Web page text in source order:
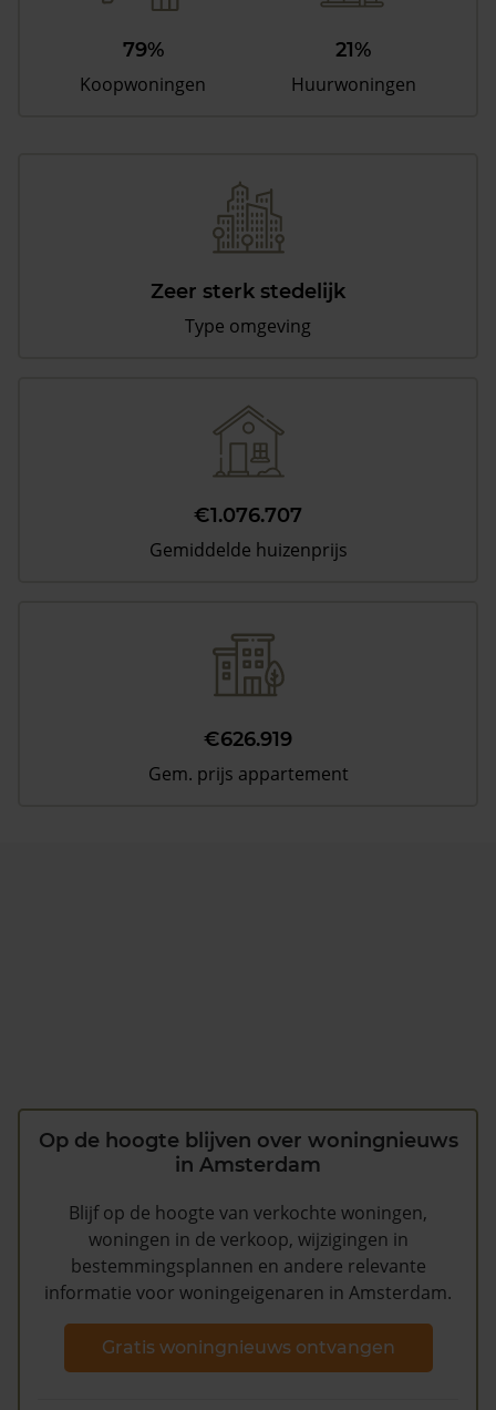
79%
Koopwoningen
21%
Huurwoningen
Zeer sterk stedelijk
Type omgeving
€1.076.707
Gemiddelde huizenprijs
€626.919
Gem. prijs appartement
Op de hoogte blijven over woningnieuws
in Amsterdam
Blijf op de hoogte van verkochte woningen,
woningen in de verkoop, wijzigingen in
bestemmingsplannen en andere relevante
informatie voor woningeigenaren in Amsterdam.
Gratis woningnieuws ontvangen